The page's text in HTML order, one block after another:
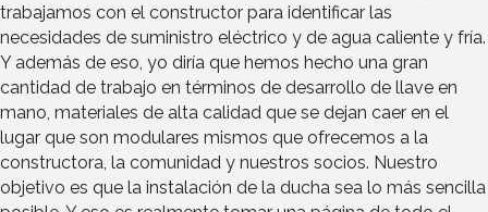
trabajamos con el constructor para identificar las
necesidades de suministro eléctrico y de agua caliente y fría.
Y además de eso, yo diría que hemos hecho una gran
cantidad de trabajo en términos de desarrollo de llave en
mano, materiales de alta calidad que se dejan caer en el
lugar que son modulares mismos que ofrecemos a la
constructora, la comunidad y nuestros socios. Nuestro
objetivo es que la instalación de la ducha sea lo más sencilla